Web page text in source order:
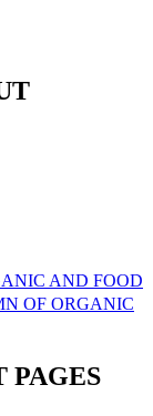
AND FOOD
OF ORGANIC
PAGES